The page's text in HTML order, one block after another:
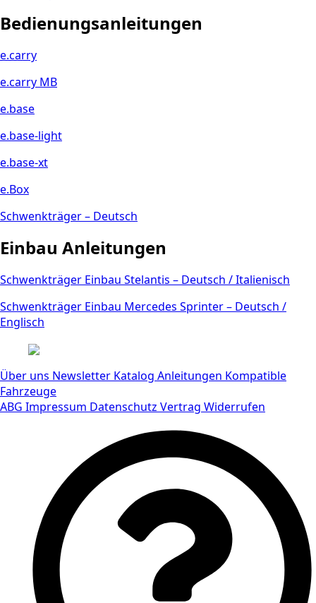
Bedienungsanleitungen
e.carry
e.carry MB
e.base
e.base-light
e.base-xt
e.Box
Schwenkträger – Deutsch
Einbau Anleitungen
Schwenkträger Einbau Stelantis – Deutsch / Italienisch
Schwenkträger Einbau Mercedes Sprinter – Deutsch /
Englisch
Über uns Newsletter Katalog Anleitungen Kompatible
Fahrzeuge
ABG Impressum Datenschutz Vertrag Widerrufen